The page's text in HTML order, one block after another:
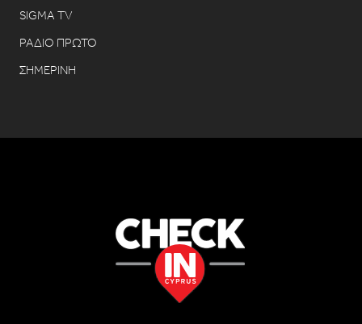
SIGMA TV
ΡΑΔΙΟ ΠΡΩΤΟ
ΣΗΜΕΡΙΝΗ